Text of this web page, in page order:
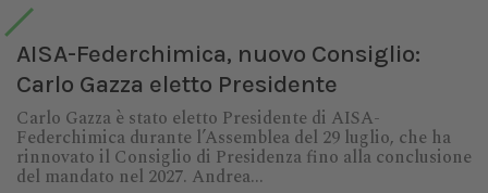
AISA-Federchimica, nuovo Consiglio:
Carlo Gazza eletto Presidente
Carlo Gazza è stato eletto Presidente di AISA-
Federchimica durante l’Assemblea del 29 luglio, che ha
rinnovato il Consiglio di Presidenza fino alla conclusione
del mandato nel 2027. Andrea...